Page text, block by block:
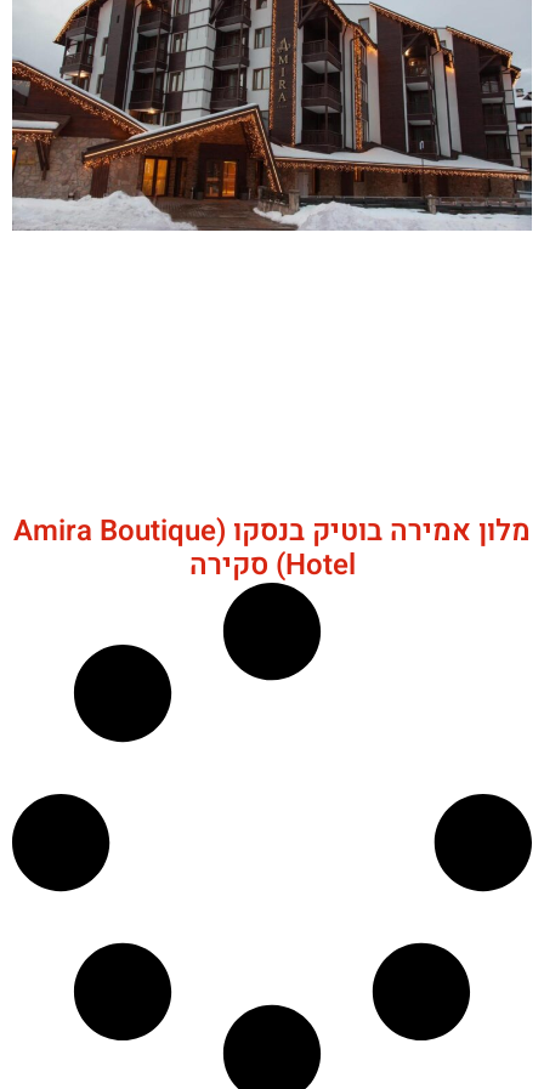
מלון אמירה בוטיק בנסקו (Amira Boutique
Hotel) סקירה